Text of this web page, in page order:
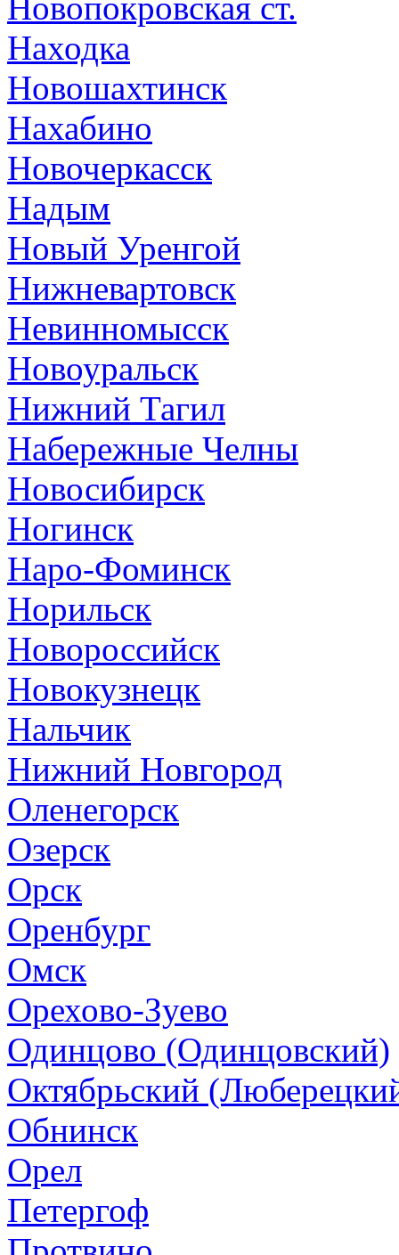
Находка
Новошахтинск
Нахабино
Новочеркасск
Надым
Новый Уренгой
Нижневартовск
Невинномысск
Новоуральск
Нижний Тагил
Набережные Челны
Новосибирск
Ногинск
Наро-Фоминск
Норильск
Новороссийск
Новокузнецк
Нальчик
Нижний Новгород
Оленегорск
Озерск
Орск
Оренбург
Омск
Орехово-Зуево
Одинцово (Одинцовский)
Октябрьский
Обнинск
Орел
Петергоф